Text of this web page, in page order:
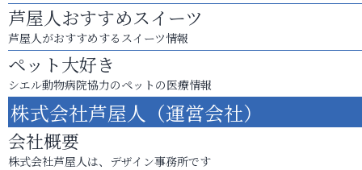
芦屋人おすすめスイーツ
芦屋人がおすすめするスイーツ情報
ペット大好き
シエル動物病院協力のペットの医療情報
株式会社芦屋人（運営会社）
会社概要
株式会社芦屋人は、デザイン事務所です